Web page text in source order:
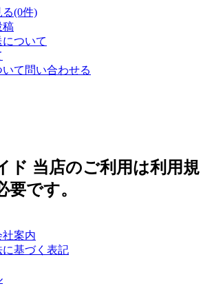
る(0件)
稿
ついて
て問い合わせる
ド 当店のご利用は利用規
要です。
案内
基づく表記